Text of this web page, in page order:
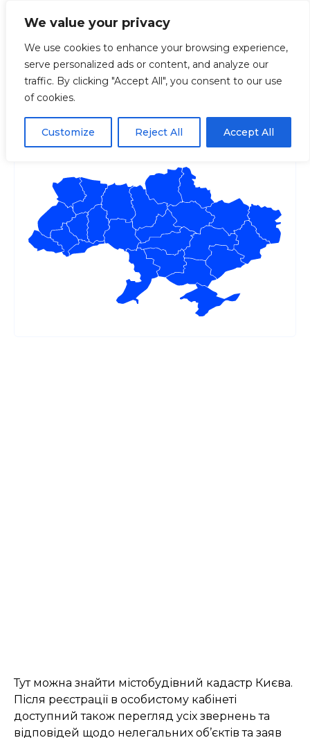
We value your privacy
We use cookies to enhance your browsing experience,
serve personalized ads or content, and analyze our
traffic. By clicking "Accept All", you consent to our use
of cookies.
Customize Reject All Accept All
Головна Регіони Київська
Містобудівний кадастр
Києва
Тут можна знайти містобудівний кадастр Києва.
Після реєстрації в особистому кабінеті
доступний також перегляд усіх звернень та
відповідей щодо нелегальних об’єктів та заяв